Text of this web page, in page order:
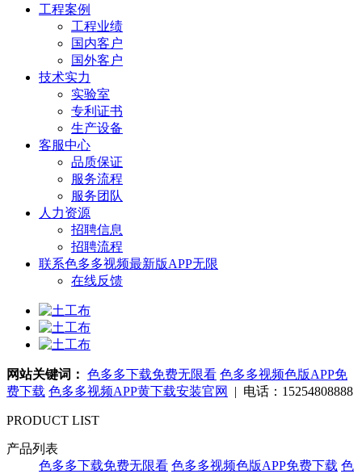
工程案例
工程业绩
国内客户
国外客户
技术实力
实验室
专利证书
生产设备
客服中心
品质保证
服务流程
服务团队
人力资源
招聘信息
招聘流程
联系色多多视频最新版APP无限
在线反馈
网站关键词： 色多多下载免费无限看 色多多视频色版APP免
费下载 色多多视频APP黄下载安装官网 | 电话：15254808888
PRODUCT LIST
产品列表
色多多下载免费无限看 色多多视频色版APP免费下载 色